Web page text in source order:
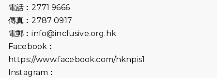
2024-10-01
港鐵「Chill Fun鐵路樂園」近8萬人
參加 邀視障、聽障人士入場促社會共
2024-08-11
Justice Bernstein’s interview with
電話︰2771 9666
傳真︰2787 0917
電郵︰info@inclusive.org.hk
Facebook︰
https://www.facebook.com/hknpis1
Instagram︰